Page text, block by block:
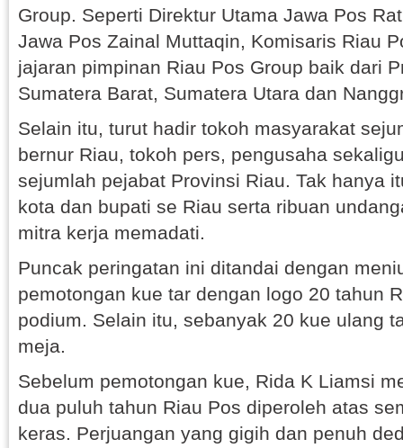
Group. Seperti Direktur Utama Jawa Pos
Jawa Pos Zainal Muttaqin, Komisaris Riau
jajaran pimpinan Riau Pos Group baik dari
Sumatera Barat, Sumatera Utara dan
Selain itu, turut hadir tokoh masyarakat
bernur Riau, tokoh pers, pengusaha
sejumlah pejabat Provinsi Riau. Tak hanya
kota dan bupati se Riau serta ribuan
mitra kerja memadati.
Puncak peringatan ini ditandai dengan
pemotongan kue tar dengan logo 20 tahun
podium. Selain itu, sebanyak 20 kue ulang
meja.
Sebelum pemotongan kue, Rida K Liamsi
dua puluh tahun Riau Pos diperoleh atas
keras. Perjuangan yang gigih dan penuh